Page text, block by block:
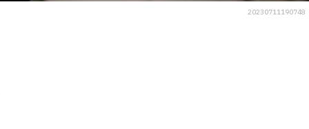
20230711190748